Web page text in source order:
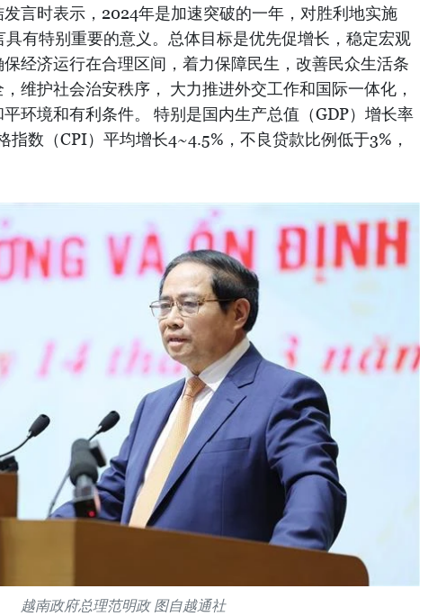
言时表示，2024年是加速突破的一年，对胜利地实施
有特别重要的意义。总体目标是优先促增长，稳定宏观
经济运行在合理区间，着力保障民生，改善民众生活条
维护社会治安秩序， 大力推进外交工作和国际一体化，
环境和有利条件。 特别是国内生产总值（GDP）增长率
指数（CPI）平均增长4~4.5%，不良贷款比例低于3%，
越南政府总理范明政 图自越通社